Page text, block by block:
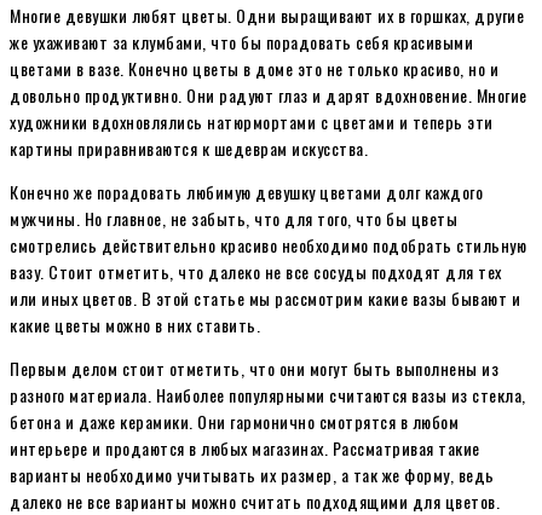
Многие девушки любят цветы. Одни выращивают их в горшках, другие
же ухаживают за клумбами, что бы порадовать себя красивыми
цветами в вазе. Конечно цветы в доме это не только красиво, но и
довольно продуктивно. Они радуют глаз и дарят вдохновение. Многие
художники вдохновлялись натюрмортами с цветами и теперь эти
картины приравниваются к шедеврам искусства.
Конечно же порадовать любимую девушку цветами долг каждого
мужчины. Но главное, не забыть, что для того, что бы цветы
смотрелись действительно красиво необходимо подобрать стильную
вазу. Стоит отметить, что далеко не все сосуды подходят для тех
или иных цветов. В этой статье мы рассмотрим какие вазы бывают и
какие цветы можно в них ставить.
Первым делом стоит отметить, что они могут быть выполнены из
разного материала. Наиболее популярными считаются вазы из стекла,
бетона и даже керамики. Они гармонично смотрятся в любом
интерьере и продаются в любых магазинах. Рассматривая такие
варианты необходимо учитывать их размер, а так же форму, ведь
далеко не все варианты можно считать подходящими для цветов.